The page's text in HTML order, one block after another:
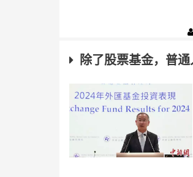
除了股票基金，普